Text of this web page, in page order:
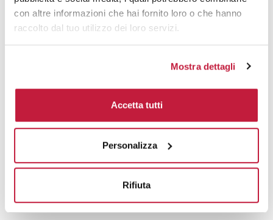
con altre informazioni che hai fornito loro o che hanno
raccolto dal tuo utilizzo dei loro servizi.
Mostra dettagli
Accetta tutti
Personalizza
Rifiuta
3000 € 2,31
Tecniche di stampa
Area di personalizzazione
Domande e risposte